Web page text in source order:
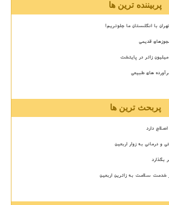
پربیننده ترین ها
قدیمی
های طبیعی
پربحث ترین ها
دارد
بگذارد